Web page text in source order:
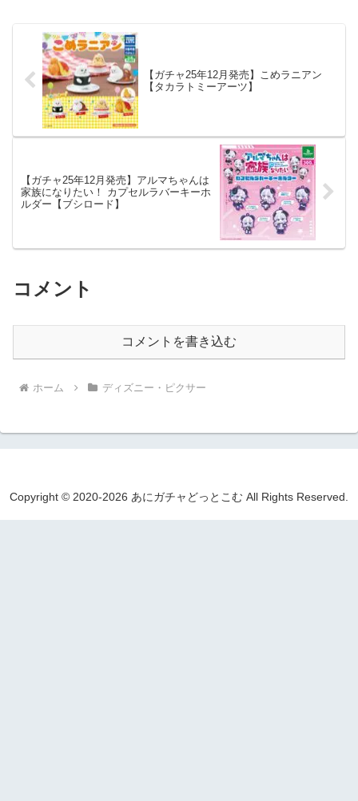
【ガチャ25年12月発売】こめラニアン
【タカラトミーアーツ】
【ガチャ25年12月発売】アルマちゃんは
家族になりたい！ カプセルラバーキーホ
ルダー【ブシロード】
コメント
コメントを書き込む
ホーム ディズニー・ピクサー
Copyright © 2020-2026 あにガチャどっとこむ All Rights Reserved.